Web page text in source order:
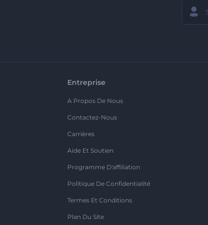
Entreprise
A Propos De Nous
Contactez-Nous
Carrières
Aide Et Soutien
Programme D'affiliation
Politique De Confidentialité
Termes Et Conditions
Plan Du Site